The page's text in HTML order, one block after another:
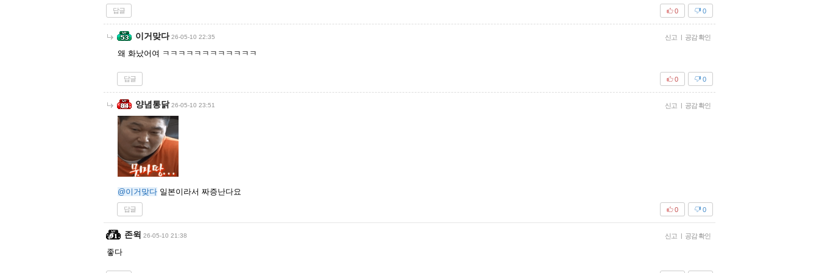
답글 0
0
이거맞다 26-05-10 22:35 신고 | 공감 확인
왜 화났어여 ㅋㅋㅋㅋㅋㅋㅋㅋㅋㅋㅋㅋ
답글 0
0
양념통닭 26-05-10 23:51 신고 | 공감 확인
@이거맞다 일본이라서 짜증난다요
답글 0
0
존윅 26-05-10 21:38 신고 | 공감 확인
좋다